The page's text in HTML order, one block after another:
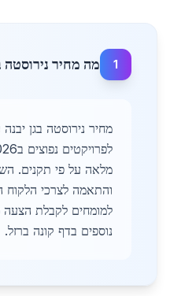
1 מה מחיר נירוסטה בגן
מלאה על פי תקנים.
והתאמה לצרכי הלקוח
למומחים לקבלת
נוספים בדף קונה ברזל.